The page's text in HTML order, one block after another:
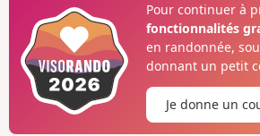
communes d'Arc-sur-Tille et Bressey-
sur-Tille.
Pour continuer à
fonctionnalités
en randonnée,
donnant un petit
Je donne un